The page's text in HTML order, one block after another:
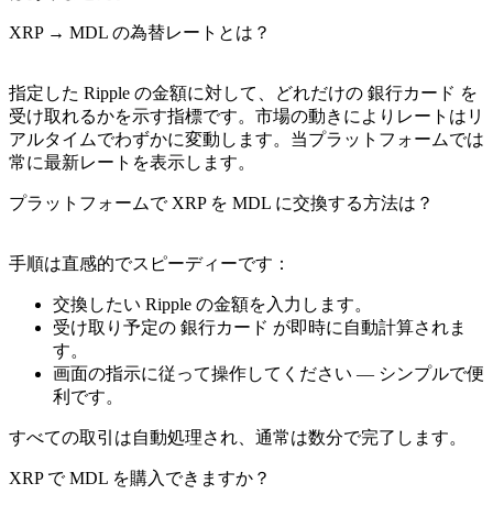
XRP → MDL の為替レートとは？
指定した Ripple の金額に対して、どれだけの 銀行カード を
受け取れるかを示す指標です。市場の動きによりレートはリ
アルタイムでわずかに変動します。当プラットフォームでは
常に最新レートを表示します。
プラットフォームで XRP を MDL に交換する方法は？
手順は直感的でスピーディーです：
交換したい Ripple の金額を入力します。
受け取り予定の 銀行カード が即時に自動計算されま
す。
画面の指示に従って操作してください — シンプルで便
利です。
すべての取引は自動処理され、通常は数分で完了します。
XRP で MDL を購入できますか？